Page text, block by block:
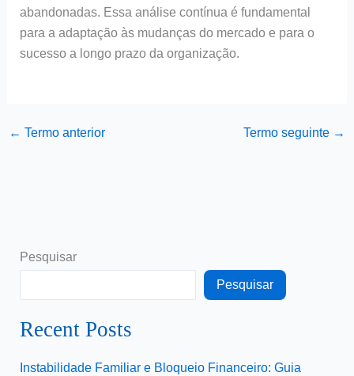
abandonadas. Essa análise contínua é fundamental
para a adaptação às mudanças do mercado e para o
sucesso a longo prazo da organização.
← Termo anterior Termo seguinte →
Pesquisar
Pesquisar
Recent Posts
Instabilidade Familiar e Bloqueio Financeiro: Guia